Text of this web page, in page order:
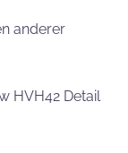
anderer